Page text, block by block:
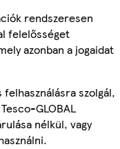
rendszeresen
felelősséget
azonban a jogaidat
szolgál,
GLOBAL
nélkül, vagy